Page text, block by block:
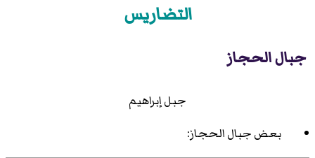
التضاريس
جبال الحجاز
جبل إبراهيم
بعض جبال الحجاز: